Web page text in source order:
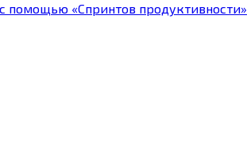
помощью «Спринтов продуктивности»